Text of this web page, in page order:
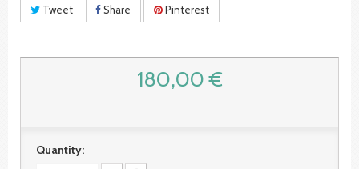
Tweet Share Pinterest
180,00 €
Quantity: